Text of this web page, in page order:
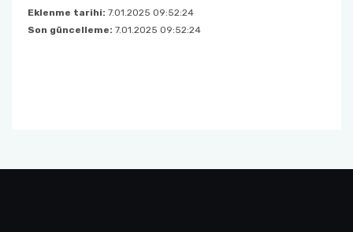
Eklenme tarihi: 7.01.2025 09:52:24
Son güncelleme: 7.01.2025 09:52:24
Birim Mezun Komisyon Üyeleri